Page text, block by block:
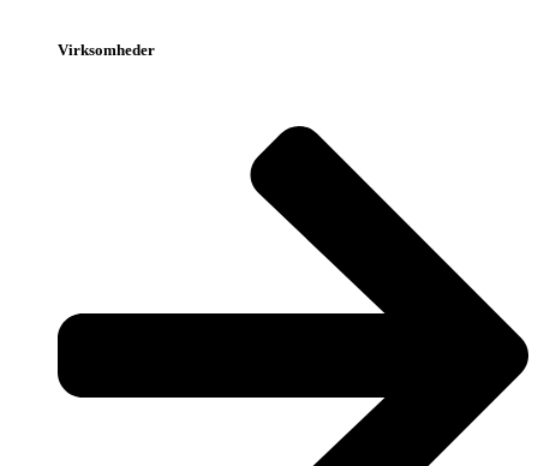
Virksomheder